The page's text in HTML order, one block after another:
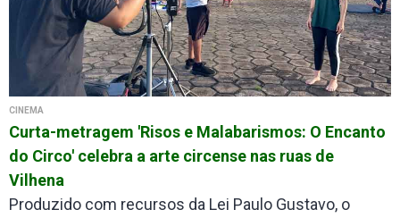
CINEMA
Curta-metragem 'Risos e Malabarismos: O Encanto
do Circo' celebra a arte circense nas ruas de
Vilhena
Produzido com recursos da Lei Paulo Gustavo, o